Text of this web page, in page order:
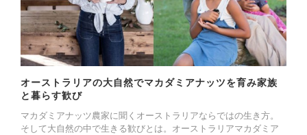
オーストラリアの大自然でマカダミアナッツを育み家族
と暮らす歓び
マカダミアナッツ農家に聞くオーストラリアならではの生き方。
そして大自然の中で生きる歓びとは。オーストラリアマカダミア